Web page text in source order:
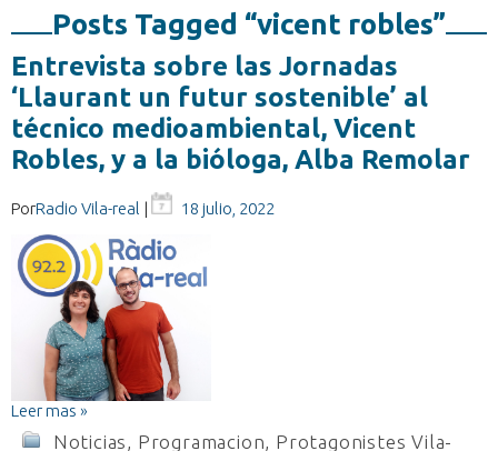
Posts Tagged “vicent robles”
Entrevista sobre las Jornadas
‘Llaurant un futur sostenible’ al
técnico medioambiental, Vicent
Robles, y a la bióloga, Alba Remolar
PorRadio Vila-real | 18 julio, 2022
Leer mas »
Noticias, Programacion, Protagonistes Vila-